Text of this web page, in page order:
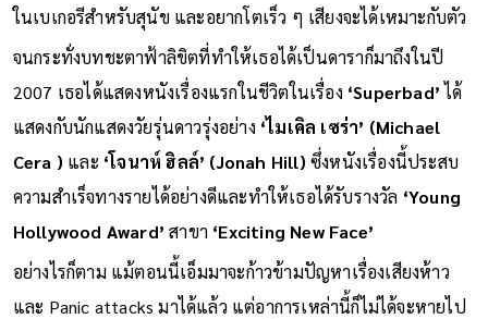
ในเบเกอรีสำหรับสุนัข และอยากโตเร็ว ๆ เสียงจะได้เหมาะกับตัว
จนกระทั่งบทชะตาฟ้าลิขิตที่ทำให้เธอได้เป็นดาราก็มาถึงในปี
2007 เธอได้แสดงหนังเรื่องแรกในชีวิตในเรื่อง ‘Superbad’ได้
แสดงกับนักแสดงวัยรุ่นดาวรุ่งอย่าง ‘ไมเคิล เซร่า’ (Michael
Cera ) และ ‘โจนาห์ ฮิลล์’ (Jonah Hill) ซึ่งหนังเรื่องนี้ประสบ
ความสำเร็จทางรายได้อย่างดีและทำให้เธอได้รับรางวัล ‘Young
Hollywood Award’สาขา ‘Exciting New Face’
อย่างไรก็ตาม แม้ตอนนี้เอ็มมาจะก้าวข้ามปัญหาเรื่องเสียงห้าว
และ Panic attacks มาได้แล้ว แต่อาการเหล่านี้ก็ไม่ได้จะหายไป